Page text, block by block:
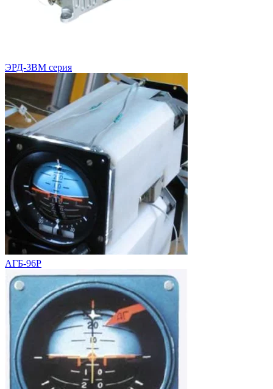
ЭРД-3ВМ серия
АГБ-96Р